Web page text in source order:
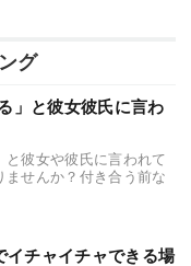
グ
」と彼女彼氏に言わ
と彼女や彼氏に言われて
ませんか？付き合う前な
イチャイチャできる場